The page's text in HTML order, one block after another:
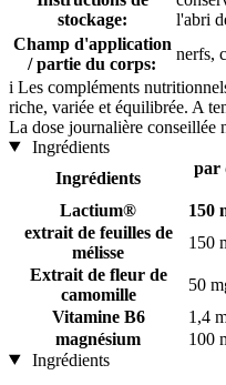
stockage:
l'abri
Champ d'application
/ partie du corps:
nerfs,
i Les compléments
riche, variée et équilibrée. A
La dose journalière conseillée
Ingrédients
Ingrédients
par
Lactium®
150
extrait de feuilles de
mélisse
150
Extrait de fleur de
camomille
50
Vitamine B6
1,4
magnésium
100
Ingrédients